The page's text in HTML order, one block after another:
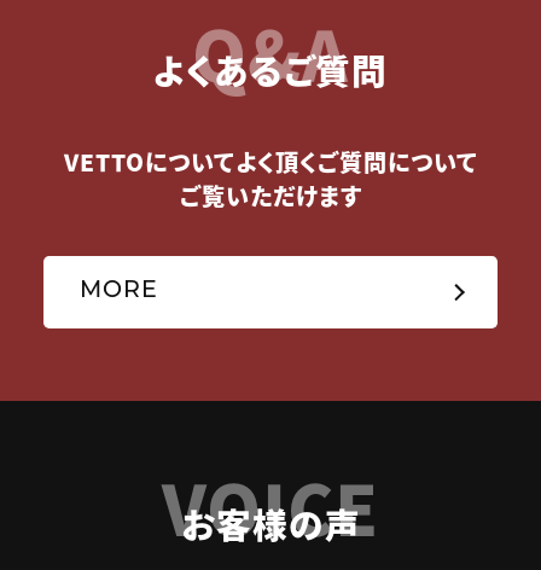
Q&A
よくあるご質問
VETTOについてよく頂くご質問について
ご覧いただけます
MORE
VOICE
お客様の声